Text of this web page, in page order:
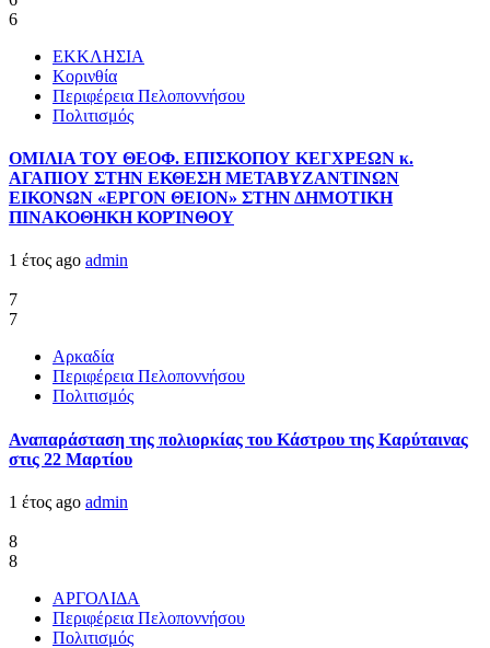
6
ΕΚΚΛΗΣΙΑ
Κορινθία
Περιφέρεια Πελοποννήσου
Πολιτισμός
ΟΜΙΛΙΑ ΤΟΥ ΘΕΟΦ. ΕΠΙΣΚΟΠΟΥ ΚΕΓΧΡΕΩΝ κ.
ΑΓΑΠΙΟΥ ΣΤΗΝ ΕΚΘΕΣΗ ΜΕΤΑΒΥΖΑΝΤΙΝΩΝ
ΕΙΚΟΝΩΝ «ΕΡΓΟΝ ΘΕΙΟΝ» ΣΤΗΝ ΔΗΜΟΤΙΚΗ
ΠΙΝΑΚΟΘΗΚΗ ΚΟΡΊΝΘΟΥ
1 έτος ago admin
7
7
Αρκαδία
Περιφέρεια Πελοποννήσου
Πολιτισμός
Αναπαράσταση της πολιορκίας του Κάστρου της Καρύταινας
στις 22 Μαρτίου
1 έτος ago admin
8
8
ΑΡΓΟΛΙΔΑ
Περιφέρεια Πελοποννήσου
Πολιτισμός